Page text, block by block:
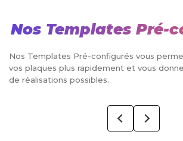
Nos Templates Pré-
Nos Templates Pré-configurés vous
vos plaques plus rapidement et vous
de réalisations possibles.